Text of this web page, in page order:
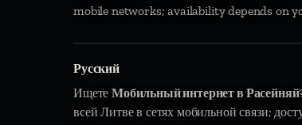
mobile networks; availability depends on
Русский
ИщетеМобильный интернет в Расейняй
всей Литве в сетях мобильной связи;